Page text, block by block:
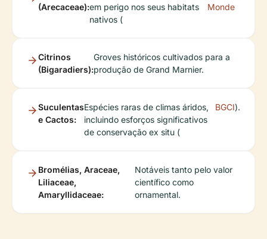
(Arecaceae):em perigo nos seus habitats
nativos (
Monde
Citrinos
(Bigaradiers):
Groves históricos cultivados para a
produção de Grand Marnier.
Suculentas
e Cactos:
Espécies raras de climas áridos,
incluindo esforços significativos
de conservação ex situ (
BGCI).
Bromélias, Araceae,
Liliaceae,
Amaryllidaceae:
Notáveis tanto pelo valor
científico como
ornamental.